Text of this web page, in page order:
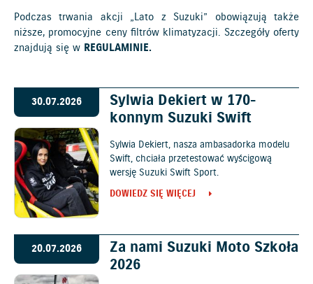
Podczas trwania akcji „Lato z Suzuki” obowiązują także
niższe, promocyjne ceny filtrów klimatyzacji. Szczegóły oferty
znajdują się w REGULAMINIE.
30.07.2026
Sylwia Dekiert w 170-
konnym Suzuki Swift
Sylwia Dekiert, nasza ambasadorka modelu
Swift, chciała przetestować wyścigową
wersję Suzuki Swift Sport.
DOWIEDZ SIĘ WIĘCEJ
20.07.2026
Za nami Suzuki Moto Szkoła
2026